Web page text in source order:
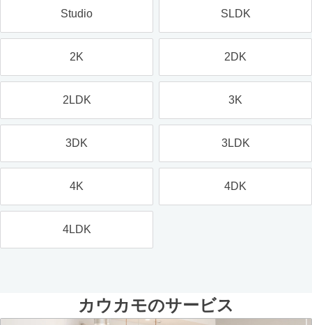
Studio SLDK
2K 2DK
2LDK 3K
3DK 3LDK
4K 4DK
4LDK
カウカモのサービス